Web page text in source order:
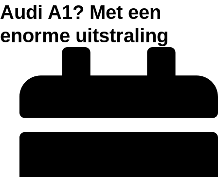
Audi A1? Met een
enorme uitstraling